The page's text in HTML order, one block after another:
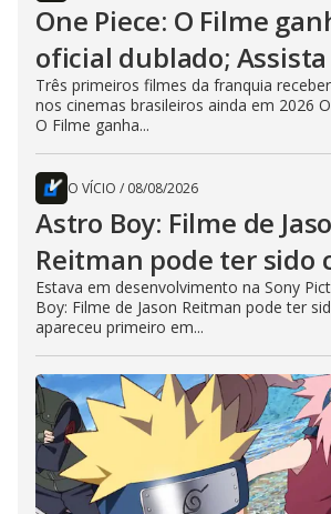
One Piece: O Filme
oficial dublado; Assista
Três primeiros filmes da franquia
nos cinemas brasileiros ainda em 2026
O Filme ganha...
O VÍCIO / 08/08/2026
Astro Boy: Filme de
Reitman pode ter sido
Estava em desenvolvimento na Sony
Boy: Filme de Jason Reitman pode ter
apareceu primeiro em...